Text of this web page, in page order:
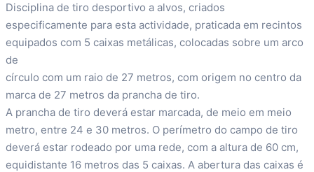
Disciplina de tiro desportivo a alvos, criados
especificamente para esta actividade, praticada em recintos
equipados com 5 caixas metálicas, colocadas sobre um arco
de
círculo com um raio de 27 metros, com origem no centro da
marca de 27 metros da prancha de tiro.
A prancha de tiro deverá estar marcada, de meio em meio
metro, entre 24 e 30 metros. O perímetro do campo de tiro
deverá estar rodeado por uma rede, com a altura de 60 cm,
equidistante 16 metros das 5 caixas. A abertura das caixas é